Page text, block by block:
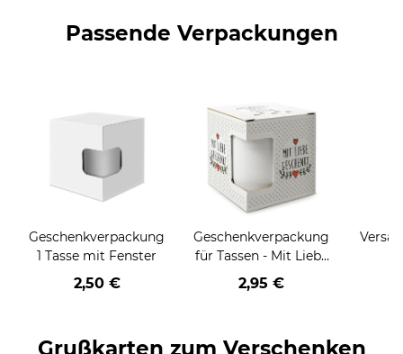
Passende Verpackungen
Geschenkverpackung
1 Tasse mit Fenster
2,50 €
Geschenkverpackung
für Tassen - Mit Liebe
geschenkt
2,95 €
Grußkarten zum Verschenken